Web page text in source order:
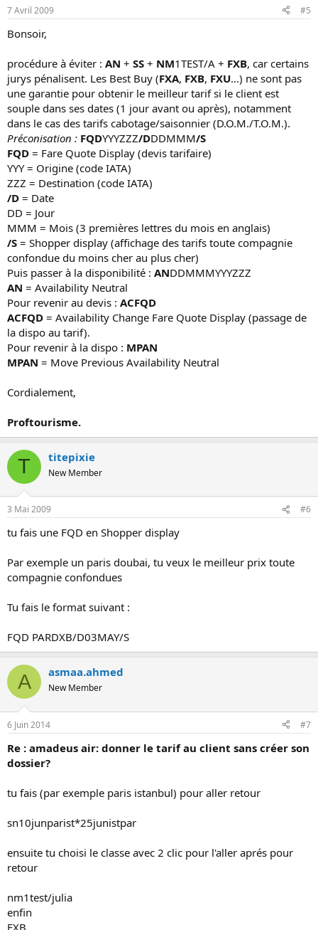
7 Avril 2009 #5
Bonsoir,
procédure à éviter : AN + SS + NM1TEST/A + FXB, car certains
jurys pénalisent. Les Best Buy (FXA, FXB, FXU...) ne sont pas
une garantie pour obtenir le meilleur tarif si le client est
souple dans ses dates (1 jour avant ou après), notamment
dans le cas des tarifs cabotage/saisonnier (D.O.M./T.O.M.).
Préconisation : FQDYYYZZZ/DDDMMM/S
FQD = Fare Quote Display (devis tarifaire)
YYY = Origine (code IATA)
ZZZ = Destination (code IATA)
/D = Date
DD = Jour
MMM = Mois (3 premières lettres du mois en anglais)
/S = Shopper display (affichage des tarifs toute compagnie
confondue du moins cher au plus cher)
Puis passer à la disponibilité : ANDDMMMYYYZZZ
AN = Availability Neutral
Pour revenir au devis : ACFQD
ACFQD = Availability Change Fare Quote Display (passage de
la dispo au tarif).
Pour revenir à la dispo : MPAN
MPAN = Move Previous Availability Neutral
Cordialement,
Proftourisme.
T titepixie
New Member
3 Mai 2009 #6
tu fais une FQD en Shopper display
Par exemple un paris doubai, tu veux le meilleur prix toute
compagnie confondues
Tu fais le format suivant :
FQD PARDXB/D03MAY/S
A asmaa.ahmed
New Member
6 Juin 2014 #7
Re : amadeus air: donner le tarif au client sans créer son
dossier?
tu fais (par exemple paris istanbul) pour aller retour
sn10junparist*25junistpar
ensuite tu choisi le classe avec 2 clic pour l'aller aprés pour
retour
nm1test/julia
enfin
FXB